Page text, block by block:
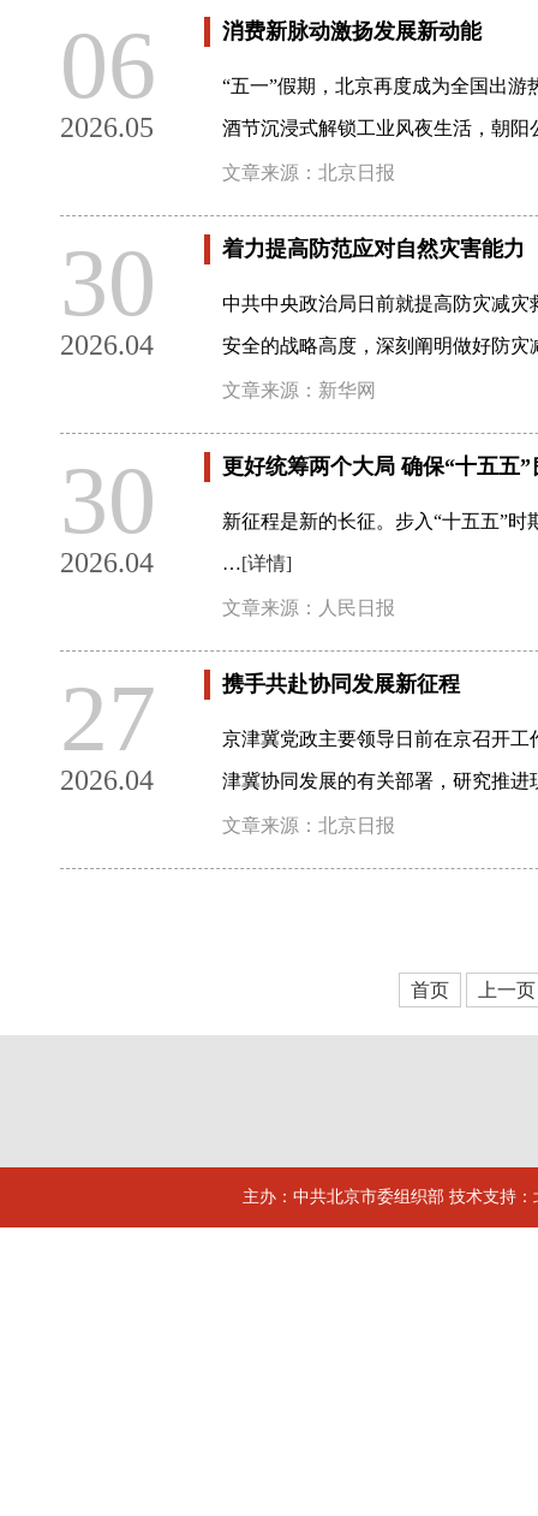
06
2026.05
消费新脉动激扬发展新动能
“五一”假期，北京再度成为全国出
酒节沉浸式解锁工业风夜生活，朝
文章来源：北京日报
30
2026.04
着力提高防范应对自然灾害能力
中共中央政治局日前就提高防灾减
安全的战略高度，深刻阐明做好防
文章来源：新华网
30
2026.04
更好统筹两个大局 确保“十五五”
新征程是新的长征。步入“十五五”
…[详情]
文章来源：人民日报
27
2026.04
携手共赴协同发展新征程
京津冀党政主要领导日前在京召开
津冀协同发展的有关部署，研究推
文章来源：北京日报
首页 上一页
主办：中共北京市委组织部 技术支持